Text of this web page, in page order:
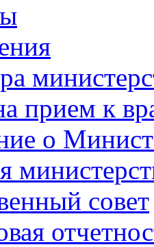
прием к
о
совет